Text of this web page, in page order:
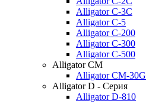
Alligator C-3C
Alligator C-5
Alligator C-200
Alligator C-300
Alligator C-500
Alligator CM
Alligator CM-30G
Alligator D - Серия
Alligator D-810